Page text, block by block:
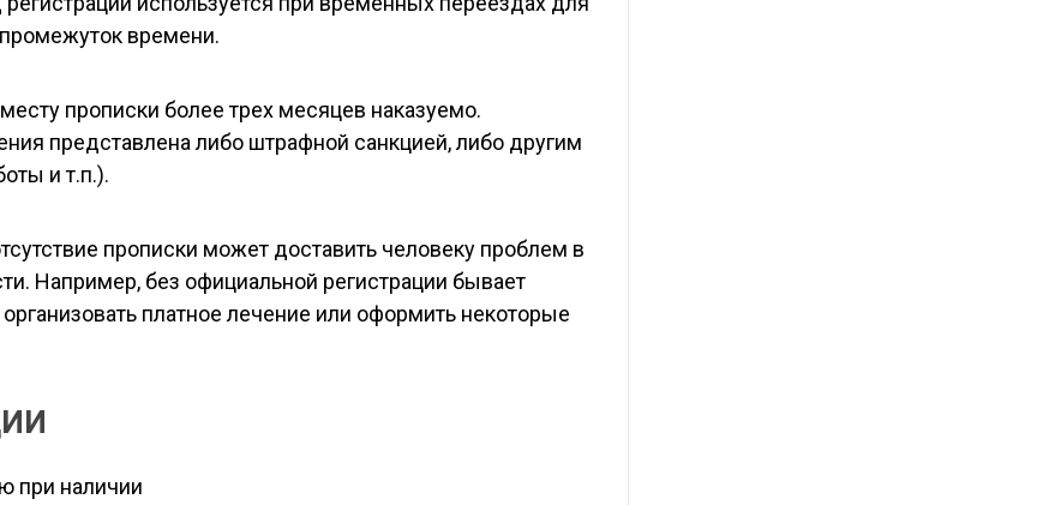
времени.
прописки более трех месяцев наказуемо.
представлена либо штрафной санкцией, либо другим
и т.п.).
прописки может доставить человеку проблем в
Например, без официальной регистрации бывает
платное лечение или оформить некоторые
при наличии